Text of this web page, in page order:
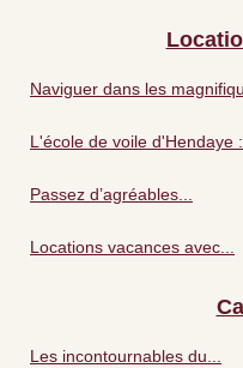
Naviguer dans les
L'école de voile d'Hendaye
Passez d’agréables...
Locations vacances avec...
Les incontournables du...